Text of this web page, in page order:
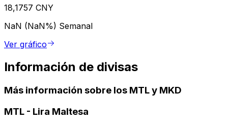
18,1757 CNY
NaN (NaN%) Semanal
Ver gráfico
Información de divisas
Más información sobre los MTL y MKD
MTL - Lira Maltesa